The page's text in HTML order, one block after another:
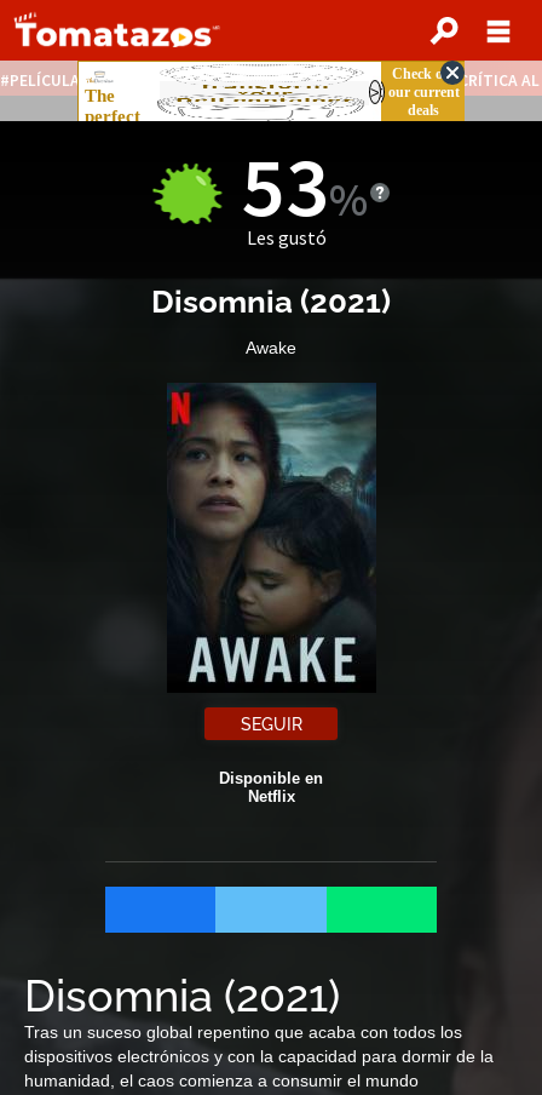
PELÍCULAS STREAMING GRATIS NOTICIAS DESTACADAS CRÍTICA
53
Les gustó
Disomnia (2021)
Awake
SEGUIR
Disponible en
Netflix
Disomnia (2021)
Tras un suceso global repentino que acaba con todos los
dispositivos electrónicos y con la capacidad para dormir de la
humanidad, el caos comienza a consumir el mundo